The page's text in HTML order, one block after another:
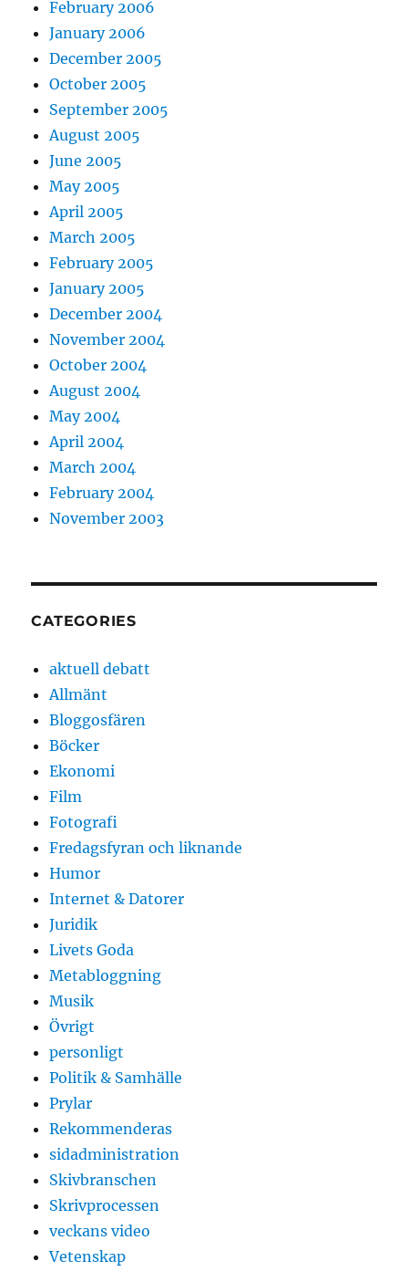
February 2006
January 2006
December 2005
October 2005
September 2005
August 2005
June 2005
May 2005
April 2005
March 2005
February 2005
January 2005
December 2004
November 2004
October 2004
August 2004
May 2004
April 2004
March 2004
February 2004
November 2003
CATEGORIES
aktuell debatt
Allmänt
Bloggosfären
Böcker
Ekonomi
Film
Fotografi
Fredagsfyran och liknande
Humor
Internet & Datorer
Juridik
Livets Goda
Metabloggning
Musik
Övrigt
personligt
Politik & Samhälle
Prylar
Rekommenderas
sidadministration
Skivbranschen
Skrivprocessen
veckans video
Vetenskap